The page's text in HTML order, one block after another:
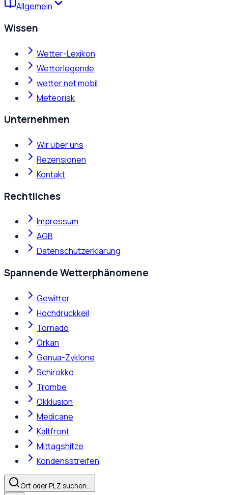
Allgemein
Wissen
Wetter-Lexikon
Wetterlegende
wetter.net mobil
Meteorisk
Unternehmen
Wir über uns
Rezensionen
Kontakt
Rechtliches
Impressum
AGB
Datenschutzerklärung
Spannende Wetterphänomene
Gewitter
Hochdruckkeil
Tornado
Orkan
Genua-Zyklone
Schirokko
Trombe
Okklusion
Medicane
Kaltfront
Mittagshitze
Kondensstreifen
Ort oder PLZ suchen…